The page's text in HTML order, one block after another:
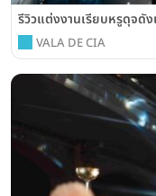
รีวิวแต่งงานเรียบหรูดุจดั
VALA DE CIA